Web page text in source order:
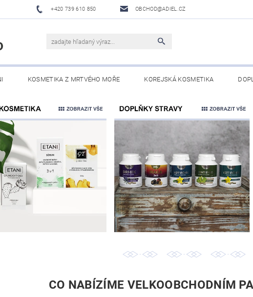
+420 739 610 850 OBCHOD@ADIEL.CZ
KOSMETIKA Z MRTVÉHO MOŘE KOREJSKÁ KOSMETIKA
O NÁS VELKOOBCHODNÍ SPOLUPRÁCE
CO NABÍZÍME VELKOOBCHODNÍM